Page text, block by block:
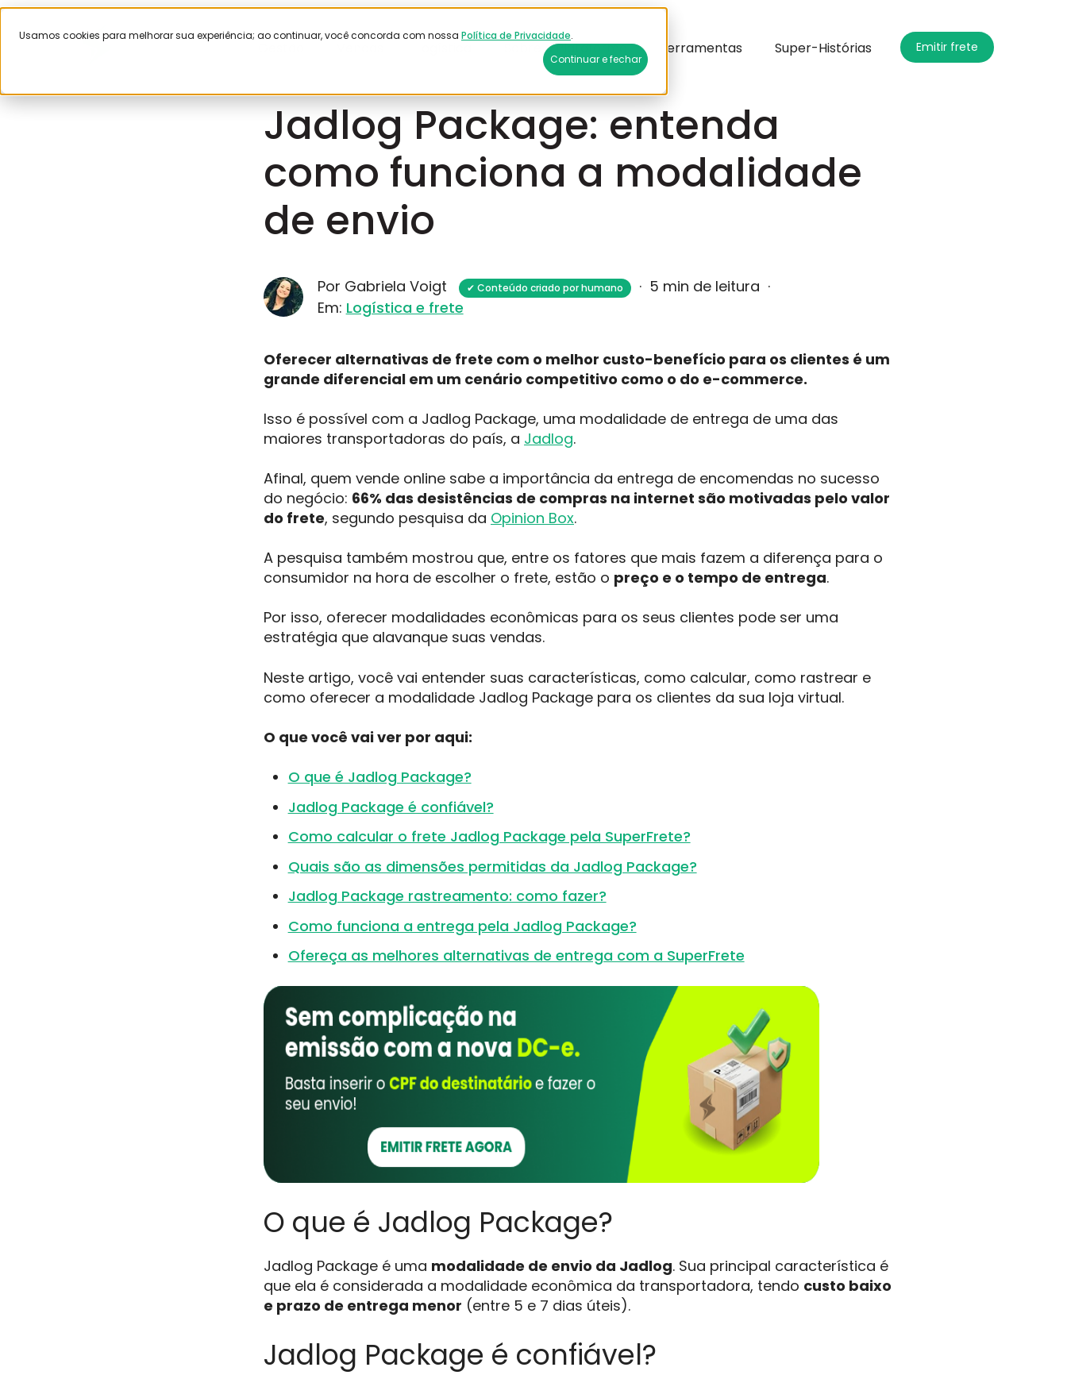
Usamos cookies para melhorar sua experiência; ao continuar, você concorda com nossa Política de Privacidade.
Continuar e fechar
Sobre a Plataforma Ferramentas Super-Histórias Emitir frete
Jadlog Package: entenda
como funciona a modalidade
de envio
Por Gabriela Voigt ✔ Conteúdo criado por humano · 5 min de leitura ·
Em: Logística e frete
Oferecer alternativas de frete com o melhor custo-benefício para os clientes é um
grande diferencial em um cenário competitivo como o do e-commerce.
Isso é possível com a Jadlog Package, uma modalidade de entrega de uma das
maiores transportadoras do país, a Jadlog.
Afinal, quem vende online sabe a importância da entrega de encomendas no sucesso
do negócio: 66% das desistências de compras na internet são motivadas pelo valor
do frete, segundo pesquisa da Opinion Box.
A pesquisa também mostrou que, entre os fatores que mais fazem a diferença para o
consumidor na hora de escolher o frete, estão o preço e o tempo de entrega.
Por isso, oferecer modalidades econômicas para os seus clientes pode ser uma
estratégia que alavanque suas vendas.
Neste artigo, você vai entender suas características, como calcular, como rastrear e
como oferecer a modalidade Jadlog Package para os clientes da sua loja virtual.
O que você vai ver por aqui:
O que é Jadlog Package?
Jadlog Package é confiável?
Como calcular o frete Jadlog Package pela SuperFrete?
Quais são as dimensões permitidas da Jadlog Package?
Jadlog Package rastreamento: como fazer?
Como funciona a entrega pela Jadlog Package?
Ofereça as melhores alternativas de entrega com a SuperFrete
O que é Jadlog Package?
Jadlog Package é uma modalidade de envio da Jadlog. Sua principal característica é
que ela é considerada a modalidade econômica da transportadora, tendo custo baixo
e prazo de entrega menor (entre 5 e 7 dias úteis).
Jadlog Package é confiável?